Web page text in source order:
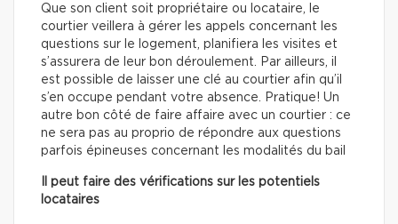
Que son client soit propriétaire ou locataire, le
courtier veillera à gérer les appels concernant les
questions sur le logement, planifiera les visites et
s’assurera de leur bon déroulement. Par ailleurs, il
est possible de laisser une clé au courtier afin qu’il
s’en occupe pendant votre absence. Pratique! Un
autre bon côté de faire affaire avec un courtier : ce
ne sera pas au proprio de répondre aux questions
parfois épineuses concernant les modalités du bail
Il peut faire des vérifications sur les potentiels
locataires